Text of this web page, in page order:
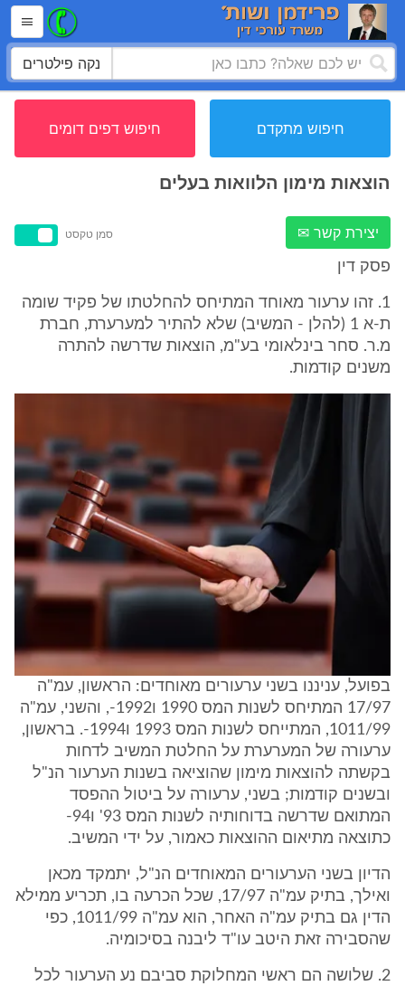
נקה פילטרים
חיפוש מתקדם חיפוש דפים דומים
הוצאות מימון הלוואות בעלים
יצירת קשר ✉ סמן טקסט
פסק דין
1. זהו ערעור מאוחד המתיחס להחלטתו של פקיד שומה
ת-א 1 (להלן - המשיב) שלא להתיר למערערת, חברת
מ.ר. סחר בינלאומי בע"מ, הוצאות שדרשה להתרה
משנים קודמות.
בפועל, עניננו בשני ערעורים מאוחדים: הראשון, עמ"ה
17/97 המתיחס לשנות המס 1990 ו1992-, והשני, עמ"ה
1011/99, המתייחס לשנות המס 1993 ו1994-. בראשון,
ערעורה של המערערת על החלטת המשיב לדחות
בקשתה להוצאות מימון שהוציאה בשנות הערעור הנ"ל
ובשנים קודמות; בשני, ערעורה על ביטול ההפסד
המתואם שדרשה בדוחותיה לשנות המס 93' ו94-
כתוצאה מתיאום ההוצאות כאמור, על ידי המשיב.
הדיון בשני הערעורים המאוחדים הנ"ל, יתמקד מכאן
ואילך, בתיק עמ"ה 17/97, שכל הכרעה בו, תכריע ממילא
הדין גם בתיק עמ"ה האחר, הוא עמ"ה 1011/99, כפי
שהסבירה זאת היטב עו"ד ליבנה בסיכומיה.
2. שלושה הם ראשי המחלוקת סביבם נע הערעור לכל